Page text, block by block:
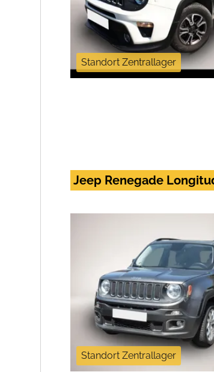
Standort Zentrallager
Jeep Renegade
Standort Zentrallager